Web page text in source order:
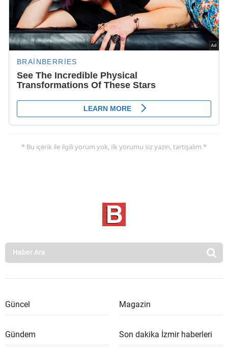
* Bu içerik ile ilgili yorum yok, ilk yorumu siz yazın, tartışalım *
Güncel Magazin
Gündem Son dakika İzmir haberleri